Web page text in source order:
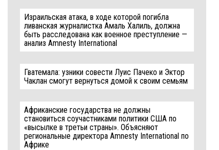
Израильская атака, в ходе которой погибла
ливанская журналистка Амаль Халиль, должна
быть расследована как военное преступление —
анализ Amnesty International
Гватемала: узники совести Луис Пачеко и Эктор
Чаклан смогут вернуться домой к своим семьям
Африканские государства не должны
становиться соучастниками политики США по
«высылке в третьи страны». Объясняют
региональные директора Amnesty International по
Африке